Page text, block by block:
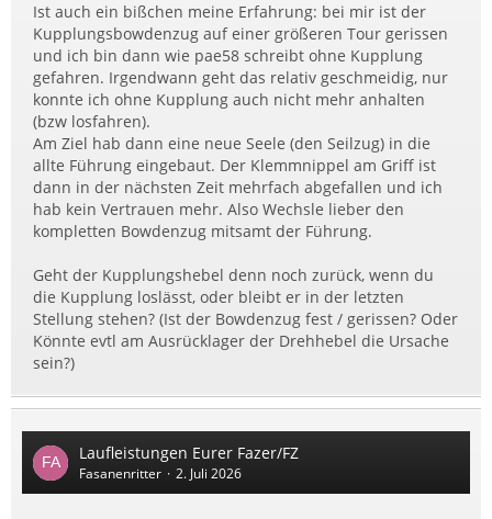
Ist auch ein bißchen meine Erfahrung: bei mir ist der
Kupplungsbowdenzug auf einer größeren Tour gerissen
und ich bin dann wie pae58 schreibt ohne Kupplung
gefahren. Irgendwann geht das relativ geschmeidig, nur
konnte ich ohne Kupplung auch nicht mehr anhalten
(bzw losfahren).
Am Ziel hab dann eine neue Seele (den Seilzug) in die
allte Führung eingebaut. Der Klemmnippel am Griff ist
dann in der nächsten Zeit mehrfach abgefallen und ich
hab kein Vertrauen mehr. Also Wechsle lieber den
kompletten Bowdenzug mitsamt der Führung.
Geht der Kupplungshebel denn noch zurück, wenn du
die Kupplung loslässt, oder bleibt er in der letzten
Stellung stehen? (Ist der Bowdenzug fest / gerissen? Oder
Könnte evtl am Ausrücklager der Drehhebel die Ursache
sein?)
Laufleistungen Eurer Fazer/FZ
Fasanenritter 2. Juli 2026